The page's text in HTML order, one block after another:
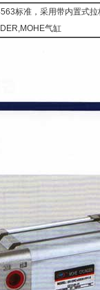
标准，采用带内置式
气缸